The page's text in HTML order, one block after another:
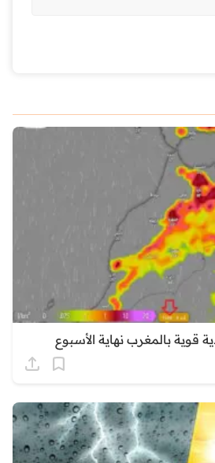
بالمغرب نهاية الأسبوع